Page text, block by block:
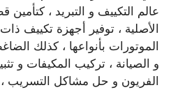
عالم التكييف و التبريد ، كتأمين
الأصلية ، توفير أجهزة تكييف
الموتورات بأنواعها ، كذلك
و الصيانة ، تركيب المكيفات و
الفريون و حل مشاكل التسريب ،